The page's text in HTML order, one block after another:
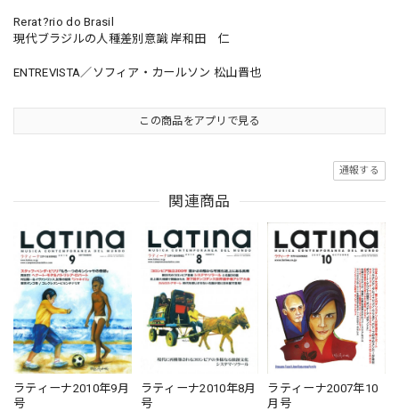
Rerat?rio do Brasil
現代ブラジルの人種差別意識 岸和田 仁
ENTREVISTA／ソフィア・カールソン 松山晋也
この商品をアプリで見る
通報する
関連商品
ラティーナ2010年9月
号
ラティーナ2010年8月
号
ラティーナ2007年10
月号